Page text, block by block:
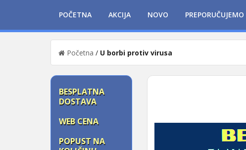
POČETNA AKCIJA NOVO PREPORUČUJEMO
Početna / U borbi protiv virusa
BESPLATNA
DOSTAVA
WEB CENA
POPUST NA